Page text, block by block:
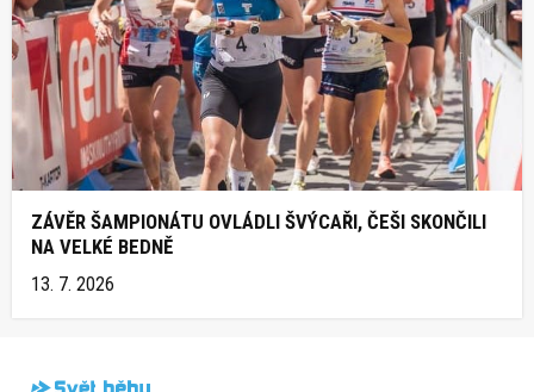
ZÁVĚR ŠAMPIONÁTU OVLÁDLI ŠVÝCAŘI, ČEŠI SKONČILI
NA VELKÉ BEDNĚ
13. 7. 2026